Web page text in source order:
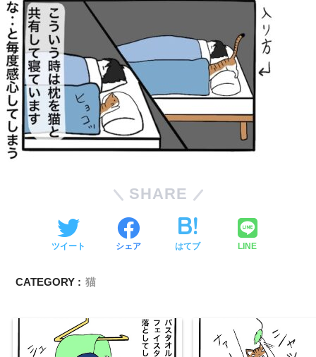
SHARE
ツイート シェア はてブ LINE
CATEGORY : 猫